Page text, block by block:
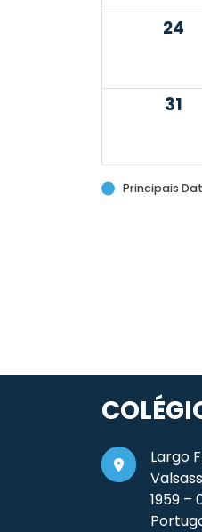
24
31
Principais
Largo
1959 –